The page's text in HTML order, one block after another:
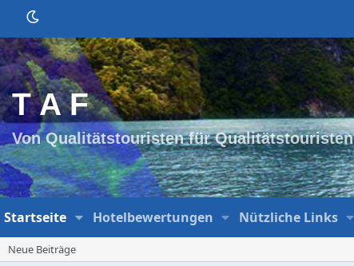
T A F
Von Qualitätstouristen für Qualitätstouristen
Startseite Hotelbewertungen Nützliche Links
Neue Beiträge